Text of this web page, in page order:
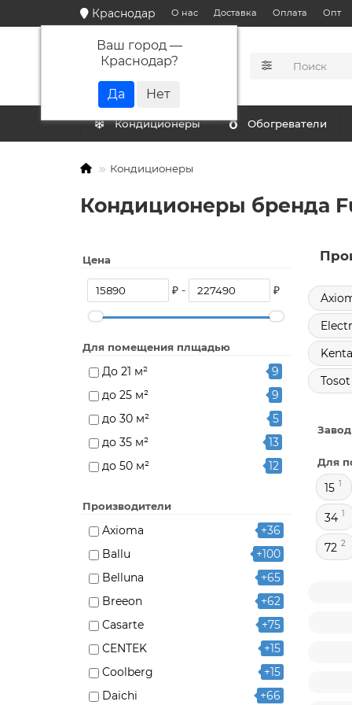
Краснодар
Ваш город —
Краснодар?
О нас Доставка Оплата Опт
КАТАЛОГ
Кондиционеры Обогреватели
Кондиционеры
Кондиционеры бренда
Цена
₽ - ₽
Для помещения плщадью
До 21 м²
9
до 25 м²
9
до 30 м²
5
до 35 м²
13
до 50 м²
12
до 70 м²
Производители
Axioma
+36
Ballu
+100
Belluna
+65
Breeon
+62
Casarte
+75
CENTEK
+15
Coolberg
+15
Daichi
+66
Tosot
Для
15 1
34 1
72 2